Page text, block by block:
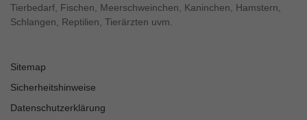
Tierbedarf, Fischen, Meerschweinchen, Kaninchen, Hamstern,
Schlangen, Reptilien, Tierärzten uvm.
Sitemap
Sicherheitshinweise
Datenschutzerklärung